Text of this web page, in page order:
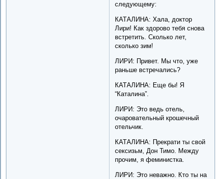
следующему:
КАТАЛИНА: Хала, доктор
Лири! Как здорово тебя снова
встретить. Сколько лет,
сколько зим!
ЛИРИ: Привет. Мы что, уже
раньше встречались?
КАТАЛИНА: Еще бы! Я
“Каталина”.
ЛИРИ: Это ведь отель,
очаровательный крошечный
отельчик.
КАТАЛИНА: Прекрати ты свой
сексизьм, Дон Тимо. Между
прочим, я феминистка.
ЛИРИ: Это неважно. Кто ты на